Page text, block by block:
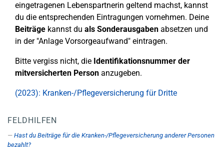
eingetragenen Lebenspartnerin geltend machst, kannst
du die entsprechenden Eintragungen vornehmen. Deine
Beiträge kannst du als Sonderausgaben absetzen und
in der "Anlage Vorsorgeaufwand" eintragen.
Bitte vergiss nicht, die Identifikationsnummer der
mitversicherten Person anzugeben.
(2023): Kranken-/Pflegeversicherung für Dritte
FELDHILFEN
Hast du Beiträge für die Kranken-/Pflegeversicherung anderer Personen
bezahlt?